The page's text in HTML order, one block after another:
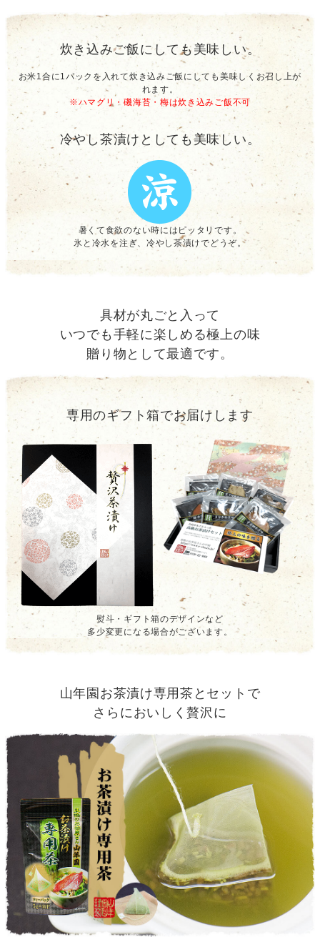
炊き込みご飯にしても美味しい。
お米1合に1パックを入れて炊き込みご飯にしても美味しくお召し上が
れます。
※ハマグリ・磯海苔・梅は炊き込みご飯不可
冷やし茶漬けとしても美味しい。
暑くて食欲のない時にはピッタリです。
氷と冷水を注ぎ、冷やし茶漬けでどうぞ。
具材が丸ごと入って
いつでも手軽に楽しめる極上の味
贈り物として最適です。
専用のギフト箱でお届けします
熨斗・ギフト箱のデザインなど
多少変更になる場合がございます。
山年園お茶漬け専用茶とセットで
さらにおいしく贅沢に